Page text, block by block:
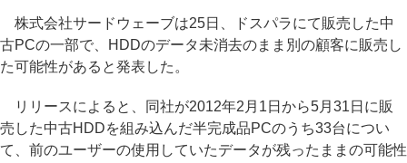
株式会社サードウェーブは25日、ドスパラにて販売した中
古PCの一部で、HDDのデータ未消去のまま別の顧客に販売し
た可能性があると発表した。
リリースによると、同社が2012年2月1日から5月31日に販
売した中古HDDを組み込んだ半完成品PCのうち33台につい
て、前のユーザーの使用していたデータが残ったままの可能性